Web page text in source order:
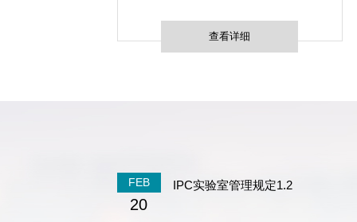
查看详细
FEB
20
IPC实验室管理规定1.2